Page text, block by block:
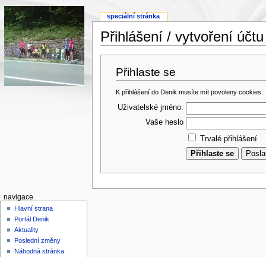
Přihlášení / vytvoření účtu
Přihlaste se
K přihlášení do Denik musíte mít povoleny cookies.
Uživatelské jméno:
Vaše heslo
Trvalé přihlášení
speciální stránka
navigace
Hlavní strana
Portál Denik
Aktuality
Poslední změny
Náhodná stránka